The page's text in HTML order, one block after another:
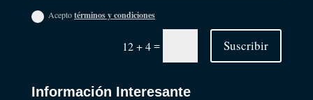
Aceptotérminos y condiciones
12 + 4= Suscribir
Información Interesante